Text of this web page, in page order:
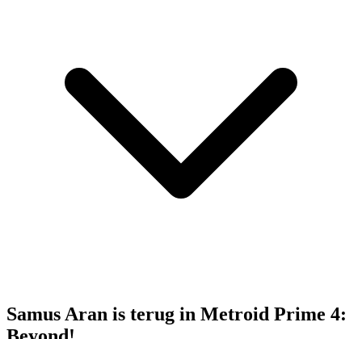
Samus Aran is terug in Metroid Prime 4: